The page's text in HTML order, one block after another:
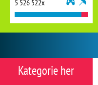
Kategorie her
5 526 522x